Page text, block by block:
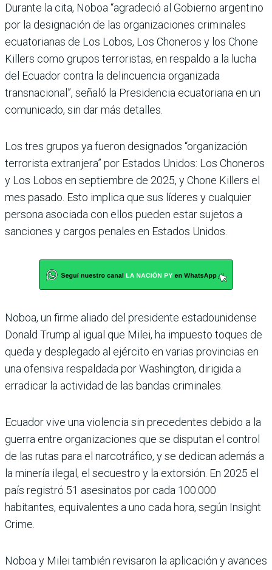
Durante la cita, Noboa “agradeció al Gobierno argentino
por la designación de las organizaciones criminales
ecuatorianas de Los Lobos, Los Choneros y los Chone
Killers como grupos terroristas, en respaldo a la lucha
del Ecuador contra la delincuencia organizada
transnacional”, señaló la Presidencia ecuatoriana en un
comunicado, sin dar más detalles.
Los tres grupos ya fueron designados “organización
terrorista extranjera” por Estados Unidos: Los Choneros
y Los Lobos en septiembre de 2025, y Chone Killers el
mes pasado. Esto implica que sus líderes y cualquier
persona asociada con ellos pueden estar sujetos a
sanciones y cargos penales en Estados Unidos.
Noboa, un firme aliado del presidente estadounidense
Donald Trump al igual que Milei, ha impuesto toques de
queda y desplegado al ejército en varias provincias en
una ofensiva respaldada por Washington, dirigida a
erradicar la actividad de las bandas criminales.
Ecuador vive una violencia sin precedentes debido a la
guerra entre organizaciones que se disputan el control
de las rutas para el narcotráfico, y se dedican además a
la minería ilegal, el secuestro y la extorsión. En 2025 el
país registró 51 asesinatos por cada 100.000
habitantes, equivalentes a uno cada hora, según Insight
Crime.
Noboa y Milei también revisaron la aplicación y avances